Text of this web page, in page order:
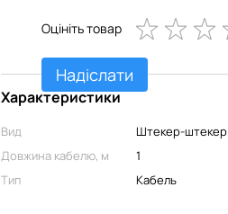
Оцініть товар
Надіслати
Характеристики
Вид
Штекер-штекер
Довжина кабелю, м
1
Тип
Кабель